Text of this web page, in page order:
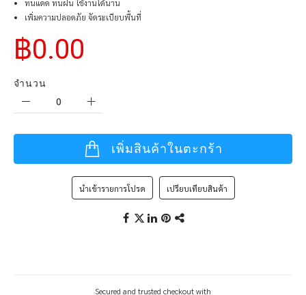
ทนแดด ทนฝน ใช้งานได้นาน
เพิ่มความปลอดภัย จัดระเบียบพื้นที่
฿0.00
จำนวน
เพิ่มสินค้าในตะกร้า
นำเข้ารายการโปรด เปรียบเทียบสินค้า
Secured and trusted checkout with